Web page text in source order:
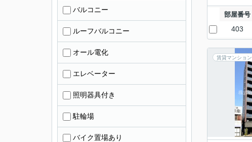
部屋番号
403
賃貸マンション
バルコニー
ルーフバルコニー
オール電化
エレベーター
照明器具付き
駐輪場
バイク置場あり